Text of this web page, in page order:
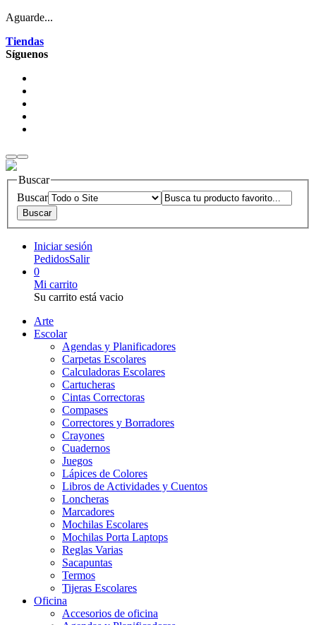
Aguarde...
Tiendas
Síguenos
Buscar
Buscar
Iniciar sesión
PedidosSalir
0
Mi carrito
Su carrito está vacio
Arte
Escolar
Agendas y Planificadores
Carpetas Escolares
Calculadoras Escolares
Cartucheras
Cintas Correctoras
Compases
Correctores y Borradores
Crayones
Cuadernos
Juegos
Lápices de Colores
Libros de Actividades y Cuentos
Loncheras
Marcadores
Mochilas Escolares
Mochilas Porta Laptops
Reglas Varias
Sacapuntas
Termos
Tijeras Escolares
Oficina
Accesorios de oficina